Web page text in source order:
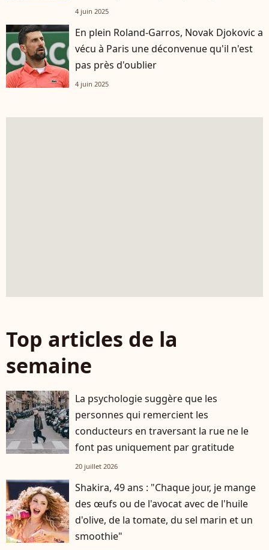
4 juin 2025
En plein Roland-Garros, Novak Djokovic a
vécu à Paris une déconvenue qu'il n'est
pas près d'oublier
4 juin 2025
Top articles de la
semaine
La psychologie suggère que les
personnes qui remercient les
conducteurs en traversant la rue ne le
font pas uniquement par gratitude
20 juillet 2026
Shakira, 49 ans : "Chaque jour, je mange
des œufs ou de l'avocat avec de l'huile
d'olive, de la tomate, du sel marin et un
smoothie"